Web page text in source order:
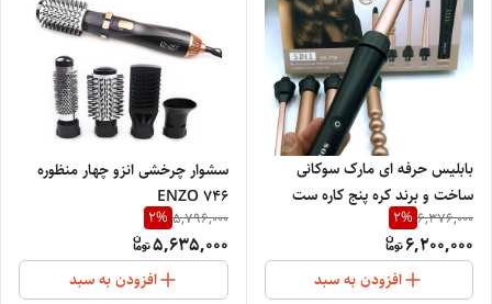
بابلیس حرفه ای مارک سوکانی
ساخت و برند کره پنج کاره ست
فر مو فر
ریز،درشت،متوسط،مرواریدی،مخروطی
6,376,000
2%
6,200,000
افزودن به سبد
سشوار چرخشی انزو چهار منظوره
ENZO 746
5,796,000
2%
5,635,000
افزودن به سبد